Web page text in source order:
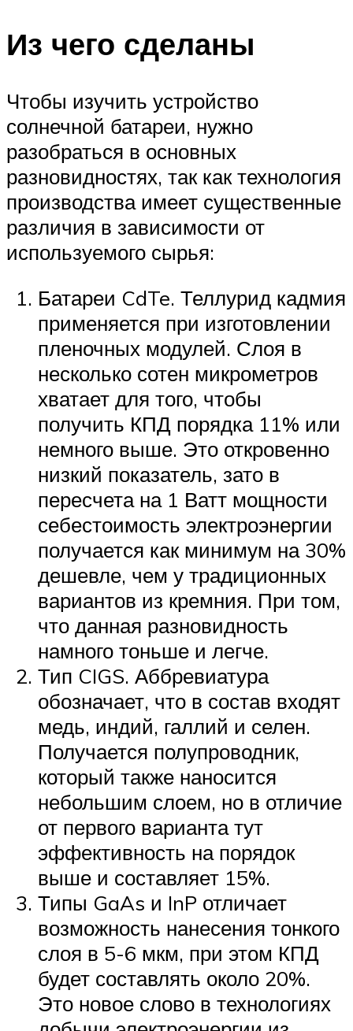
Из чего сделаны
Чтобы изучить устройство
солнечной батареи, нужно
разобраться в основных
разновидностях, так как технология
производства имеет существенные
различия в зависимости от
используемого сырья:
Батареи CdTe. Теллурид кадмия
применяется при изготовлении
пленочных модулей. Слоя в
несколько сотен микрометров
хватает для того, чтобы
получить КПД порядка 11% или
немного выше. Это откровенно
низкий показатель, зато в
пересчета на 1 Ватт мощности
себестоимость электроэнергии
получается как минимум на 30%
дешевле, чем у традиционных
вариантов из кремния. При том,
что данная разновидность
намного тоньше и легче.
Тип CIGS. Аббревиатура
обозначает, что в состав входят
медь, индий, галлий и селен.
Получается полупроводник,
который также наносится
небольшим слоем, но в отличие
от первого варианта тут
эффективность на порядок
выше и составляет 15%.
Типы GaAs и InP отличает
возможность нанесения тонкого
слоя в 5-6 мкм, при этом КПД
будет составлять около 20%.
Это новое слово в технологиях